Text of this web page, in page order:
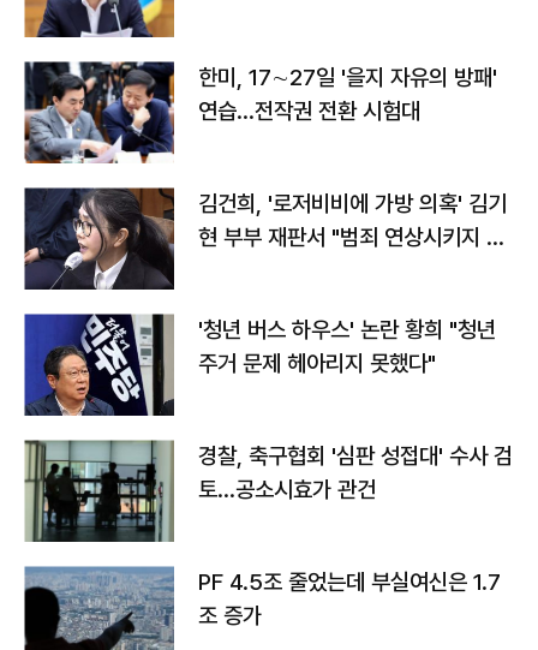
한미, 17∼27일 '을지 자유의 방패'
연습…전작권 전환 시험대
김건희, '로저비비에 가방 의혹' 김기
현 부부 재판서 "범죄 연상시키지 말
'청년 버스 하우스' 논란 황희 "청년
주거 문제 헤아리지 못했다"
경찰, 축구협회 '심판 성접대' 수사 검
토…공소시효가 관건
PF 4.5조 줄었는데 부실여신은 1.7
조 증가